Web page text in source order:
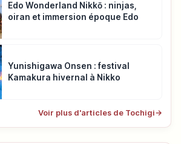
Edo Wonderland Nikkō : ninjas,
oiran et immersion époque Edo
Yunishigawa Onsen : festival
Kamakura hivernal à Nikko
Voir plus d'articles de Tochigi→